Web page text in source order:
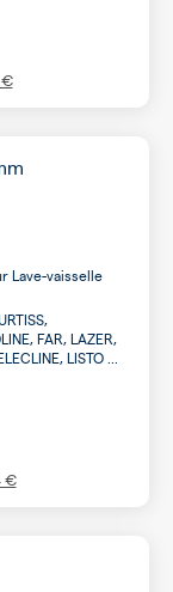
€
Lave-vaisselle
FAR, LAZER,
LISTO ...
€